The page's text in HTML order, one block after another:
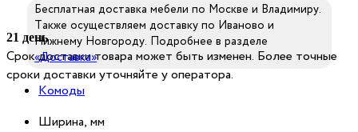
21 день
Срок доставки товара может быть изменен. Более точные
сроки доставки уточняйте у оператора.
Бесплатная доставка мебели по Москве и Владимиру.
Также осуществляем доставку по Иваново и
Нижнему Новгороду. Подробнее в разделе
«Доставка»
Комоды
Ширина, мм